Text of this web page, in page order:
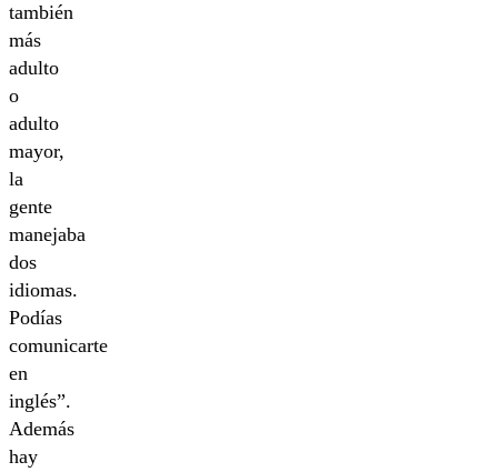
también
más
adulto
o
adulto
mayor,
la
gente
manejaba
dos
idiomas.
Podías
comunicarte
en
inglés”.
Además
hay